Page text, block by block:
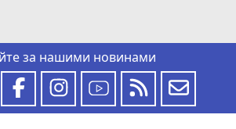
за нашими новинами